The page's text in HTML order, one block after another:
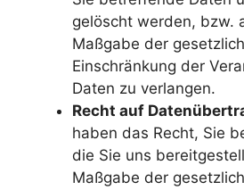
gelöscht werden, bzw.
Maßgabe der
Einschränkung der
Daten zu verlangen.
Recht auf
haben das Recht, Sie
die Sie uns
Maßgabe der